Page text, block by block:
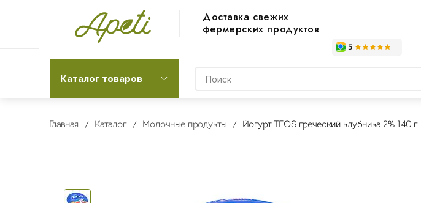
Доставка свежих
фермерских продуктов
Каталог товаров
Главная Каталог Молочные продукты Йогурт TEOS греческий клубника 2% 140 г